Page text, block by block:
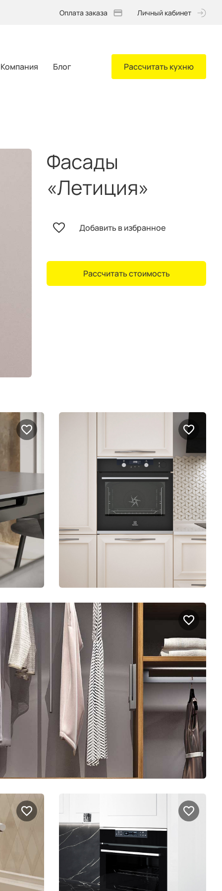
Оплата заказа Личный кабинет
Компания Блог Рассчитать кухню
Фасады
«Летиция»
Добавить в избранное
Рассчитать стоимость